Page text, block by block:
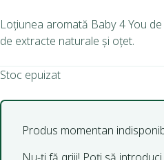
Loțiunea aromată Baby 4 You
de extracte naturale și oțet.
Stoc epuizat
Produs momentan